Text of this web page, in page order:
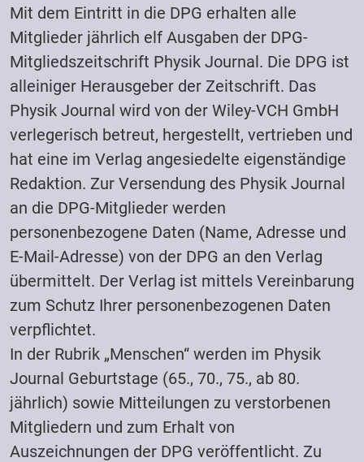
Mit dem Eintritt in die DPG erhalten alle
Mitglieder jährlich elf Ausgaben der DPG-
Mitgliedszeitschrift Physik Journal. Die DPG ist
alleiniger Herausgeber der Zeitschrift. Das
Physik Journal wird von der Wiley-VCH GmbH
verlegerisch betreut, hergestellt, vertrieben und
hat eine im Verlag angesiedelte eigenständige
Redaktion. Zur Versendung des Physik Journal
an die DPG-Mitglieder werden
personenbezogene Daten (Name, Adresse und
E-Mail-Adresse) von der DPG an den Verlag
übermittelt. Der Verlag ist mittels Vereinbarung
zum Schutz Ihrer personenbezogenen Daten
verpflichtet.
In der Rubrik „Menschen“ werden im Physik
Journal Geburtstage (65., 70., 75., ab 80.
jährlich) sowie Mitteilungen zu verstorbenen
Mitgliedern und zum Erhalt von
Auszeichnungen der DPG veröffentlicht. Zu